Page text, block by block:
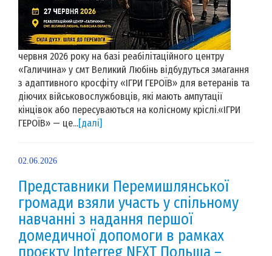
червня 2026 року на базі реабілітаційного центру
«Галичина» у смт Великий Любінь відбудуться змагання
з адаптивного кросфіту «ІГРИ ГЕРОЇВ» для ветеранів та
діючих військовослужбовців, які мають ампутації
кінцівок або пересуваються на колісному кріслі.«ІГРИ
ГЕРОЇВ» — це...[далі]
02.06.2026
Представники Перемишлянської
громади взяли участь у спільному
навчанні з надання першої
домедичної допомоги в рамках
проєкту Interreg NEXT Польща –